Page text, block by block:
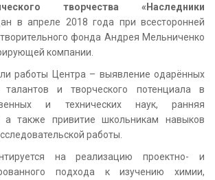
творчества «Наследники
в апреле 2018 года при всесторонней
фонда Андрея Мельниченко
компании.
работы Центра – выявление одарённых
талантов и творческого потенциала в
и технических наук, ранняя
а также привитие школьникам навыков
работы.
на реализацию проектно- и
подхода к изучению химии,